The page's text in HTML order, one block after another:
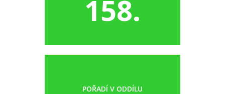
158.
POŘADÍ V ODDÍLU